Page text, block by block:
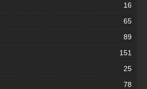
16
65
89
151
25
78